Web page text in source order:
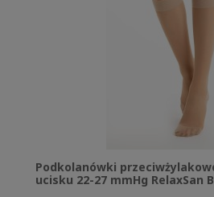
Podkolanówki
ucisku 22-27 mmHg RelaxSan